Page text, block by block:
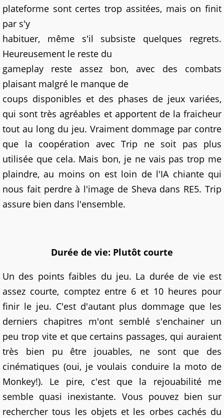
plateforme sont certes trop assitées, mais on finit
par s'y
habituer, même s'il subsiste quelques regrets.
Heureusement le reste du
gameplay reste assez bon, avec des combats
plaisant malgré le manque de
coups disponibles et des phases de jeux variées,
qui sont très agréables et apportent de la fraicheur
tout au long du jeu. Vraiment dommage par contre
que la coopération avec Trip ne soit pas plus
utilisée que cela. Mais bon, je ne vais pas trop me
plaindre, au moins on est loin de l'IA chiante qui
nous fait perdre à l'image de Sheva dans RE5. Trip
assure bien dans l'ensemble.
Durée de vie: Plutôt courte
Un des points faibles du jeu. La durée de vie est
assez courte, comptez entre 6 et 10 heures pour
finir le jeu. C'est d'autant plus dommage que les
derniers chapitres m'ont semblé s'enchainer un
peu trop vite et que certains passages, qui auraient
très bien pu être jouables, ne sont que des
cinématiques (oui, je voulais conduire la moto de
Monkey!). Le pire, c'est que la rejouabilité me
semble quasi inexistante. Vous pouvez bien sur
rechercher tous les objets et les orbes cachés du